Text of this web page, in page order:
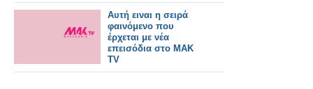
Αυτή ειναι η σειρά
φαινόμενο που
έρχεται με νέα
επεισόδια στο ΜΑΚ
TV